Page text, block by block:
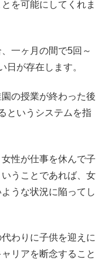
を可能にしてくれま
一ヶ月の間で5回～
日が存在します。
の授業が終わった後
というシステムを指
性が仕事を休んで子
うことであれば、女
うな状況に陥ってし
わりに子供を迎えに
リアを断念すること